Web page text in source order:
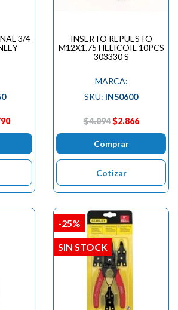
3/4
INSERTO REPUESTO
M12X1.75 HELICOIL 10PCS
303330 S
MARCA:
SKU: INS0600
$4.094 $2.866
Comprar
Cotizar
-25%
SIN STOCK